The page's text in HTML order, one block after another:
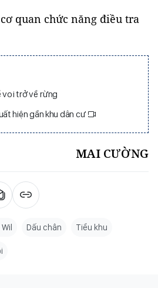
quan chức năng điều tra
trở về rừng
hiện gần khu dân cư
MAI CƯỜNG
Dấu chân Tiểu khu